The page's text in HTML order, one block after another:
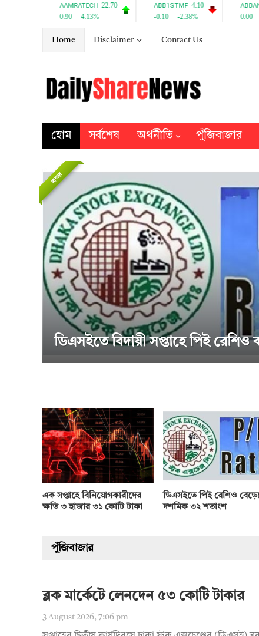
Home Disclaimer Contact Us
হোম সর্বশেষ অর্থনীতি পুঁজিবাজার
ডিএসইতে বিদায়ী সপ্তাহে পিই রেশিও
এক সপ্তাহে বিনিয়োগকারীদের
ক্ষতি ৩ হাজার ৩১ কোটি টাকা
ডিএসইতে পিই রেশিও
দশমিক ৩২ শতাংশ
প্রচ্ছদ
পুঁজিবাজার
ব্লক মার্কেটে লেনদেন ৫৩ কোটি টাকার
3 August 2026, 7:06 pm